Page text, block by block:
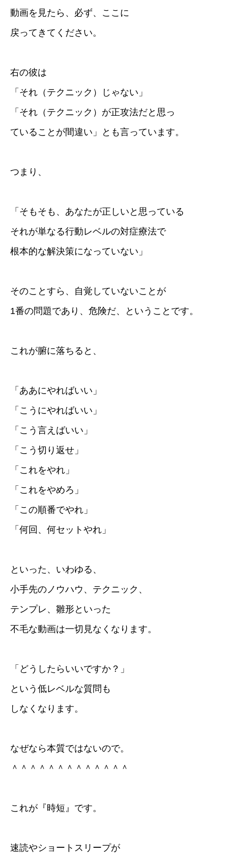
動画を見たら、必ず、ここに
戻ってきてください。
右の彼は
「それ（テクニック）じゃない」
「それ（テクニック）が正攻法だと思っ
ていることが間違い」とも言っています。
つまり、
「そもそも、あなたが正しいと思っている
それが単なる行動レベルの対症療法で
根本的な解決策になっていない」
そのことすら、自覚していないことが
1番の問題であり、危険だ、ということです。
これが腑に落ちると、
「ああにやればいい」
「こうにやればいい」
「こう言えばいい」
「こう切り返せ」
「これをやれ」
「これをやめろ」
「この順番でやれ」
「何回、何セットやれ」
といった、いわゆる、
小手先のノウハウ、テクニック、
テンプレ、雛形といった
不毛な動画は一切見なくなります。
「どうしたらいいですか？」
という低レベルな質問も
しなくなります。
なぜなら本質ではないので。
＾＾＾＾＾＾＾＾＾＾＾＾＾
これが『時短』です。
速読やショートスリープが